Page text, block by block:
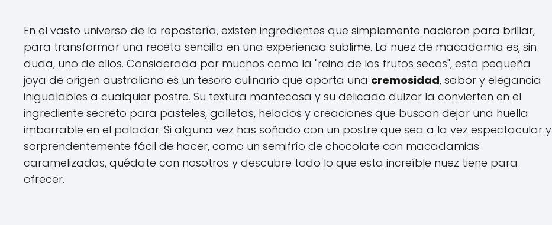
En el vasto universo de la repostería, existen ingredientes que simplemente nacieron para brillar,
para transformar una receta sencilla en una experiencia sublime. La nuez de macadamia es, sin
duda, uno de ellos. Considerada por muchos como la "reina de los frutos secos", esta pequeña
joya de origen australiano es un tesoro culinario que aporta una cremosidad, sabor y elegancia
inigualables a cualquier postre. Su textura mantecosa y su delicado dulzor la convierten en el
ingrediente secreto para pasteles, galletas, helados y creaciones que buscan dejar una huella
imborrable en el paladar. Si alguna vez has soñado con un postre que sea a la vez espectacular y
sorprendentemente fácil de hacer, como un semifrío de chocolate con macadamias
caramelizadas, quédate con nosotros y descubre todo lo que esta increíble nuez tiene para
ofrecer.